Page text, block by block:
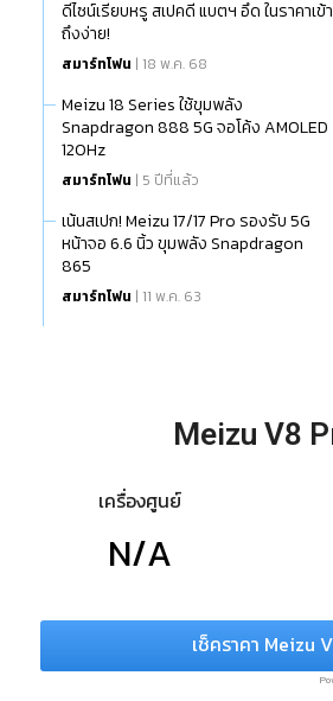
ดีไซน์เรียบหรู สเปคดี แบตฯ อึด ในราคาเข้า
ถึงง่าย!
สมาร์ทโฟน | 18 พ.ค. 68
Meizu 18 Series ใช้ขุมพลัง
Snapdragon 888 5G จอโค้ง AMOLED
120Hz
สมาร์ทโฟน | 5 ปีที่แล้ว
เน้นสเปก! Meizu 17/17 Pro รองรับ 5G
หน้าจอ 6.6 นิ้ว ขุมพลัง Snapdragon
865
สมาร์ทโฟน | 11 พ.ค. 63
Meizu V8
เครื่องศูนย์
N/A
เช็คราคา Meizu